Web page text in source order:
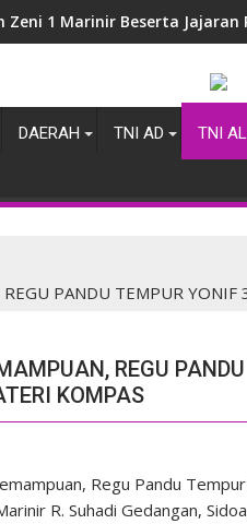
Zeni 1 Marinir Beserta Jajaran
DAERAH TNI AD TNI AL
PANDU TEMPUR
REGU
KOMPAS
Regu Pandu
R. Suhadi Gedangan,